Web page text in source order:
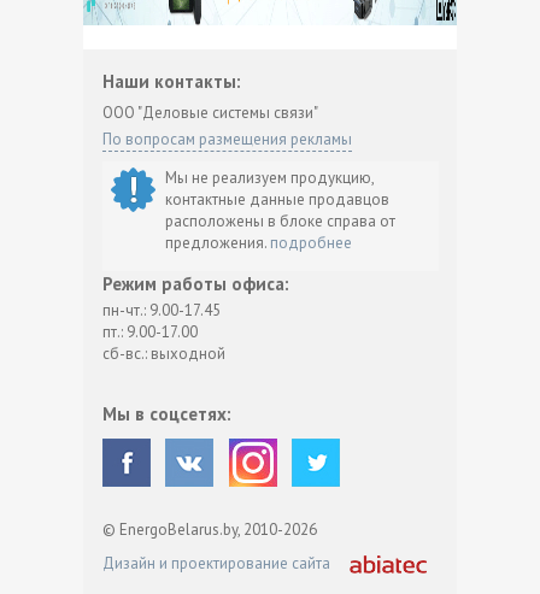
Наши контакты:
ООО "Деловые системы связи"
По вопросам размещения рекламы
Мы не реализуем продукцию,
контактные данные продавцов
расположены в блоке справа от
предложения. подробнее
Режим работы офиса:
пн-чт.: 9.00-17.45
пт.: 9.00-17.00
сб-вс.: выходной
Мы в соцсетях:
© EnergoBelarus.by, 2010-2026
Дизайн и проектирование сайта